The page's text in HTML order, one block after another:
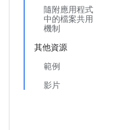
隨附應用程式
中的檔案共用
機制
其他資源
範例
影片